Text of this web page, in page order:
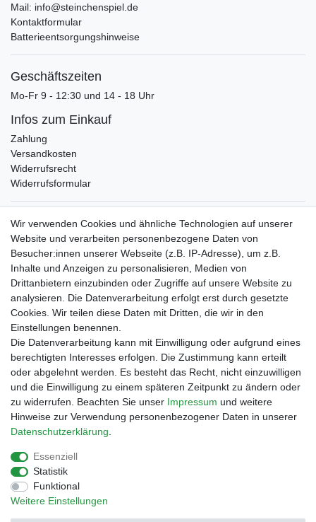
Mail: info@steinchenspiel.de
Kontaktformular
Batterieentsorgungshinweise
Geschäftszeiten
Mo-Fr 9 - 12:30 und 14 - 18 Uhr
Infos zum Einkauf
Zahlung
Versandkosten
Widerrufsrecht
Widerrufsformular
Verpackungslizenz
bei der Landbell AG
Zahlungsarten
Vorabüberweisung
Rechnungskauf
Zahlung bei Abholung
PayPal (inkl. Kreditkarten)
Impressum
Barrierefreiheitserklärung
Wir verwenden Cookies und ähnliche Technologien auf unserer
Website und verarbeiten personenbezogene Daten von
Besucher:innen unserer Webseite (z.B. IP-Adresse), um z.B.
Inhalte und Anzeigen zu personalisieren, Medien von
Drittanbietern einzubinden oder Zugriffe auf unsere Website zu
analysieren. Die Datenverarbeitung erfolgt erst durch gesetzte
Cookies. Wir teilen diese Daten mit Dritten, die wir in den
Einstellungen benennen.
Die Datenverarbeitung kann mit Einwilligung oder aufgrund eines
berechtigten Interesses erfolgen. Die Zustimmung kann erteilt
oder abgelehnt werden. Es besteht das Recht, nicht einzuwilligen
und die Einwilligung zu einem späteren Zeitpunkt zu ändern oder
zu widerrufen. Beachten Sie unser Impressum und weitere
Hinweise zur Verwendung personenbezogener Daten in unserer
Daten­schutz­erklärung
Essenziell
Statistik
Funktional
Weitere Einstellungen